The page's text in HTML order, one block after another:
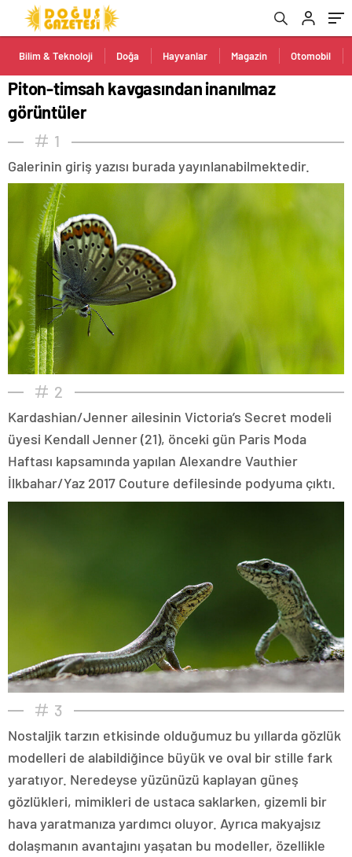
Bilim & Teknoloji Doğa Hayvanlar Magazin Otomobil
Piton-timsah kavgasından inanılmaz
görüntüler
1
Galerinin giriş yazısı burada yayınlanabilmektedir.
2
Kardashian/Jenner ailesinin Victoria’s Secret modeli
üyesi Kendall Jenner (21), önceki gün Paris Moda
Haftası kapsamında yapılan Alexandre Vauthier
İlkbahar/Yaz 2017 Couture defilesinde podyuma çıktı.
3
Nostaljik tarzın etkisinde olduğumuz bu yıllarda gözlük
modelleri de alabildiğince büyük ve oval bir stille fark
yaratıyor. Neredeyse yüzünüzü kaplayan güneş
gözlükleri, mimikleri de ustaca saklarken, gizemli bir
hava yaratmanıza yardımcı oluyor. Ayrıca makyajsız
dolaşmanın avantajını yaşatan bu modeller, özellikle